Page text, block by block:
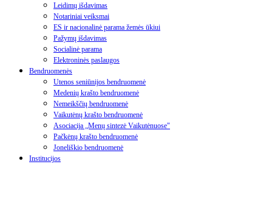
Leidimų išdavimas
Notariniai veiksmai
ES ir nacionalinė parama žemės ūkiui
Pažymų išdavimas
Socialinė parama
Elektroninės paslaugos
Bendruomenės
Utenos seniūnijos bendruomenė
Medenių krašto bendruomenė
Nemeikščių bendruomenė
Vaikutėnų krašto bendruomenė
Asociacija „Menų sintezė Vaikutėnuose"
Pačkėnų krašto bendruomenė
Joneliškio bendruomenė
Institucijos